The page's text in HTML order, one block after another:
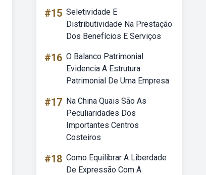
#15 Seletividade E
Distributividade Na Prestação
Dos Benefícios E Serviços
#16 O Balanco Patrimonial
Evidencia A Estrutura
Patrimonial De Uma Empresa
#17 Na China Quais São As
Peculiaridades Dos
Importantes Centros
Costeiros
#18 Como Equilibrar A Liberdade
De Expressão Com A